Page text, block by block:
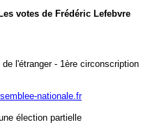
Les votes de Frédéric Lefebvre
l'étranger - 1ère circonscription
nationale.fr
élection partielle